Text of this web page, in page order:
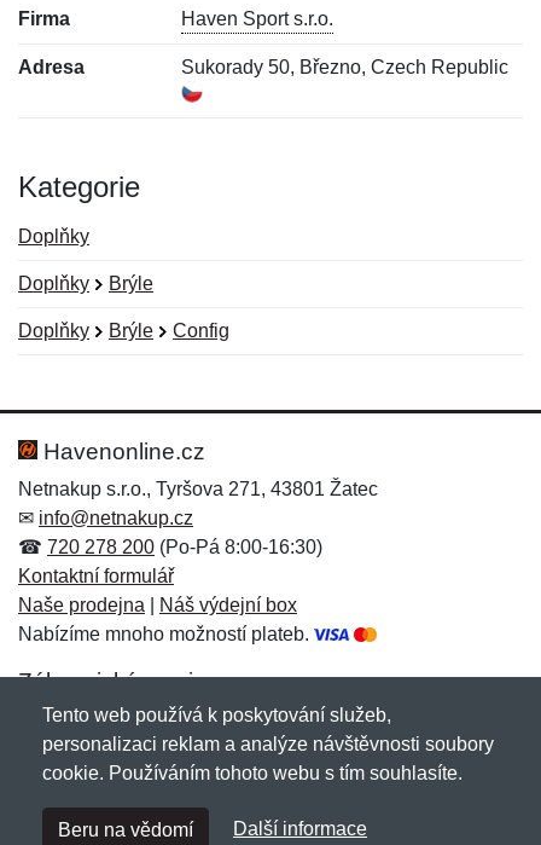
Firma Haven Sport s.r.o.
Adresa Sukorady 50, Březno, Czech Republic
Kategorie
Doplňky
Doplňky Brýle
Doplňky Brýle Config
Hodnocení:
Jméno: *
Zpráva*
Jméno:
E-mail:*
Havenonline.cz
Netnakup s.r.o., Tyršova 271, 43801 Žatec
✉ info@netnakup.cz
☎ 720 278 200 (Po-Pá 8:00-16:30)
Kontaktní formulář
Naše prodejna
Náš výdejní box
Nabízíme mnoho možností plateb.
Zákaznický servis
Novinky emailem
Copyright © 2007-2026 (19 let s vámi)Netnakup.cz
Tento web používá k poskytování služeb,
personalizaci reklam a analýze návštěvnosti soubory
cookie. Používáním tohoto webu s tím souhlasíte.
Beru na vědomí Další informace